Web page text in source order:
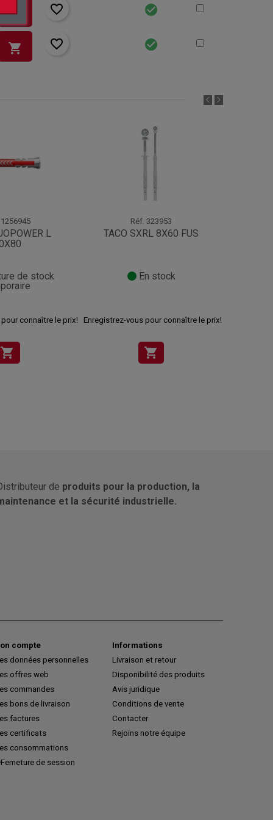
shopping_cart favorite_border check_circle
shopping_cart favorite_border check_circle
1256945
L
de stock
connaître le prix!
shopping_cart
Réf. 323953
TACO SXRL 8X60 FUS
En stock
Enregistrez-vous pour connaître le prix!
shopping_cart
de produits pour la production, la
et la sécurité industrielle.
compte
données personnelles
offres web
commandes
bons de livraison
factures
certificats
consommations
Femeture de session
Informations
Livraison et retour
Disponibilité des produits
Avis juridique
Conditions de vente
Contacter
Rejoins notre équipe